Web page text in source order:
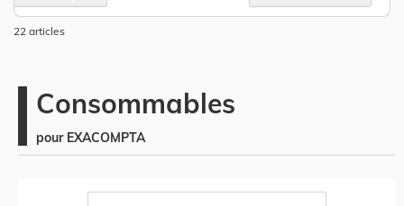
22 articles
Consommables
pour EXACOMPTA